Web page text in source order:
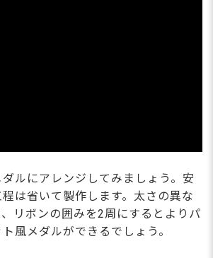
ルにアレンジしてみましょう。安
は省いて製作します。太さの異な
リボンの囲みを2周にするとよりパ
風メダルができるでしょう。